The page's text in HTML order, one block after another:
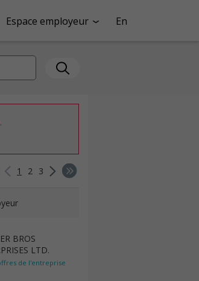
Espace employeur En
1 2 3
BROS
LTD.
de l'entreprise